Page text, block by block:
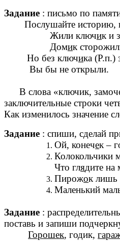
Задание : письмо по
Послушайте историю,
Жили ключик и
Домик
Но без ключика (Р.п.)
Вы бы не открыли.
В слова «ключик,
заключительные строки
Как изменилось значение
Задание : спиши, сделай
Ой, конечек –
Колокольчики
Что глядите на
Пирожок лишь
Маленький
Задание :
поставь и запиши
Горошек, годик,